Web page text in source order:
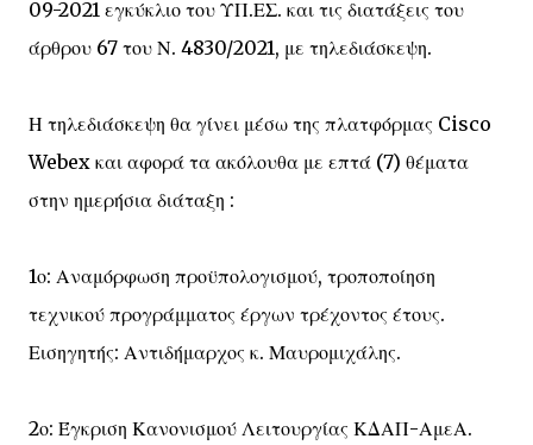
09-2021 εγκύκλιο του ΥΠ.ΕΣ. και τις διατάξεις του
άρθρου 67 του Ν. 4830/2021, με τηλεδιάσκεψη.
Η τηλεδιάσκεψη θα γίνει μέσω της πλατφόρμας Cisco
Webex και αφορά τα ακόλουθα με επτά (7) θέματα
στην ημερήσια διάταξη :
1ο: Αναμόρφωση προϋπολογισμού, τροποποίηση
τεχνικού προγράμματος έργων τρέχοντος έτους.
Εισηγητής: Αντιδήμαρχος κ. Μαυρομιχάλης.
2ο: Έγκριση Κανονισμού Λειτουργίας ΚΔΑΠ-ΑμεΑ.